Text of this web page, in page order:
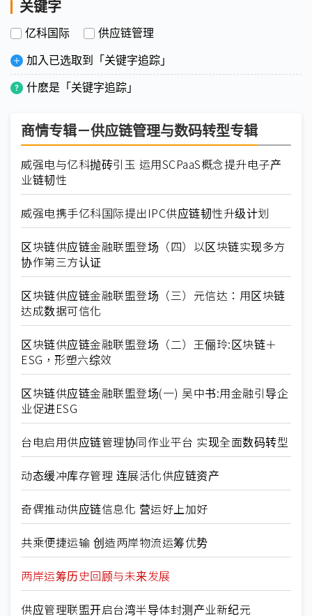
关键字
亿科国际 供应链管理
加入已选取到「关键字追踪」
什麽是「关键字追踪」
商情专辑－供应链管理与数码转型专辑
威强电与亿科抛砖引玉 运用SCPaaS概念提升电子产
业链韧性
威强电携手亿科国际提出IPC供应链韧性升级计划
区块链供应链金融联盟登场（四）以区块链实现多方
协作第三方认证
区块链供应链金融联盟登场（三）元信达：用区块链
达成数据可信化
区块链供应链金融联盟登场（二）王俪玲:区块链＋
ESG，形塑六综效
区块链供应链金融联盟登场(一) 吴中书:用金融引导企
业促进ESG
台电启用供应链管理协同作业平台 实现全面数码转型
动态缓冲库存管理 连展活化供应链资产
奇偶推动供应链信息化 营运好上加好
共乘便捷运输 创造两岸物流运筹优势
两岸运筹历史回顾与未来发展
供应管理联盟开启台湾半导体封测产业新纪元